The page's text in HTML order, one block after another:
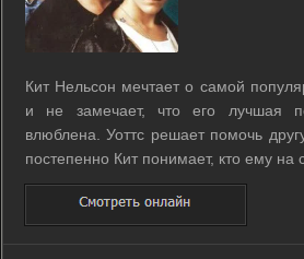
Кит Нельсон мечтает о самой
и не замечает, что его лучшая
влюблена. Уоттс решает помочь
постепенно Кит понимает, кто ему